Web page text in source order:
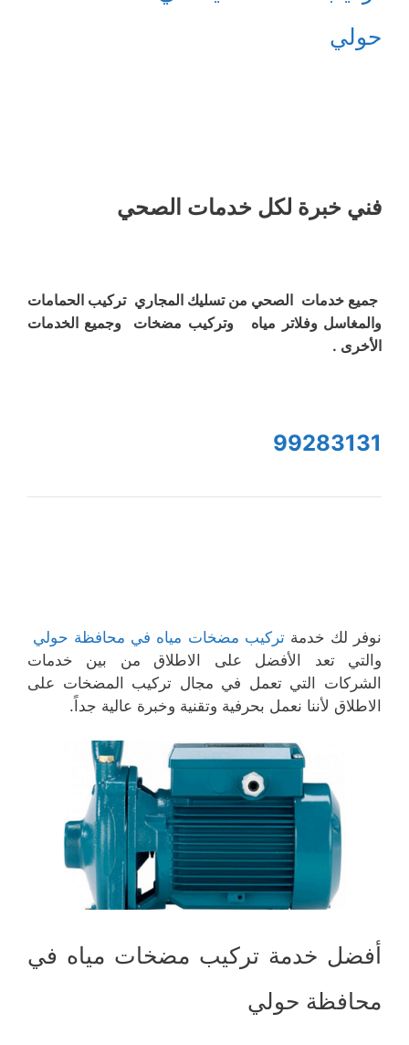
حولي
فني خبرة لكل خدمات الصحي
جميع خدمات الصحي من تسليك المجاري تركيب الحمامات
والمغاسل وفلاتر مياه وتركيب مضخات وجميع الخدمات
الأخرى .
99283131
نوفر لك خدمةتركيب مضخات مياه في محافظة حولي
والتي تعد الأفضل على الاطلاق من بين خدمات
الشركات التي تعمل في مجال تركيب المضخات على
الاطلاق لأننا نعمل بحرفية وتقنية وخبرة عالية جداً.
أفضل خدمة تركيب مضخات مياه في
محافظة حولي